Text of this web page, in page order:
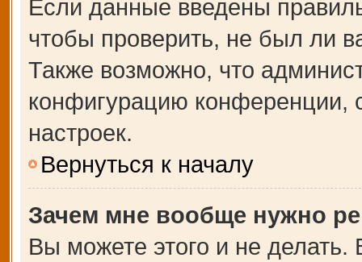
Если данные введены
чтобы проверить, не был ли
Также возможно, что
конфигурацию конференции,
настроек.
Вернуться к началу
Зачем мне вообще нужно
Вы можете этого и не делать.